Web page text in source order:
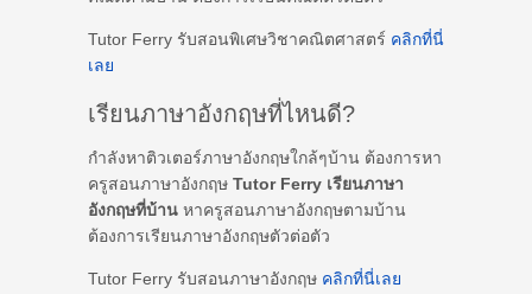
Tutor Ferry รับสอนพิเศษวิชาคณิตศาสตร์ คลิกที่นี่
เลย
เรียนภาษาอังกฤษที่ไหนดี?
กำลังหาติวเตอร์ภาษาอังกฤษใกล้ๆบ้าน ต้องการหา
ครูสอนภาษาอังกฤษ Tutor Ferry เรียนภาษา
อังกฤษที่บ้าน หาครูสอนภาษาอังกฤษตามบ้าน
ต้องการเรียนภาษาอังกฤษตัวต่อตัว
Tutor Ferry รับสอนภาษาอังกฤษ คลิกที่นี่เลย